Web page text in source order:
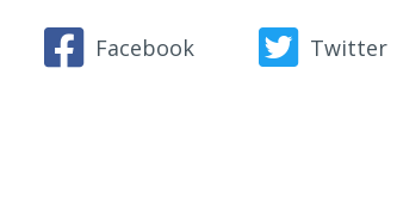
Facebook Twitter